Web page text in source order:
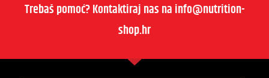
Trebaš pomoć? Kontaktiraj nas na info@nutrition-
shop.hr